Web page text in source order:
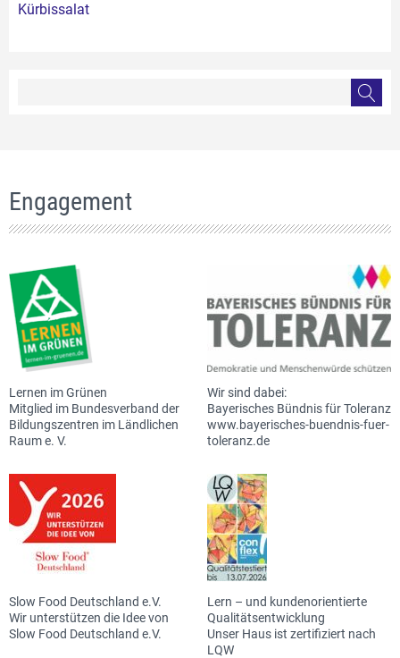
Kürbissalat
Engagement
Lernen im Grünen
Mitglied im Bundesverband der
Bildungszentren im Ländlichen
Raum e. V.
Wir sind dabei:
Bayerisches Bündnis für Toleranz
www.bayerisches-buendnis-fuer-
toleranz.de
Slow Food Deutschland e.V.
Wir unterstützen die Idee von
Slow Food Deutschland e.V.
Lern – und kundenorientierte
Qualitätsentwicklung
Unser Haus ist zertifiziert nach
LQW